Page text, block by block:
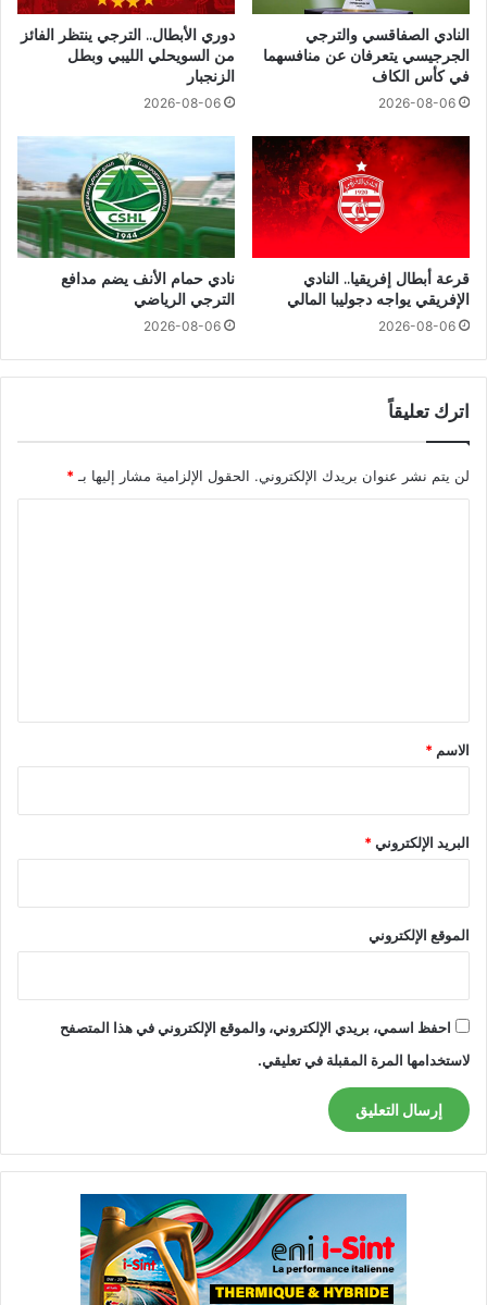
النادي الصفاقسي والترجي
الجرجيسي يتعرفان عن منافسهما
في كأس الكاف
2026-08-06
دوري الأبطال.. الترجي ينتظر الفائز
من السويحلي الليبي وبطل
الزنجبار
2026-08-06
قرعة أبطال إفريقيا.. النادي
الإفريقي يواجه دجوليبا المالي
2026-08-06
نادي حمام الأنف يضم مدافع
الترجي الرياضي
2026-08-06
اترك تعليقاً
لن يتم نشر عنوان بريدك الإلكتروني. الحقول الإلزامية مشار إليها بـ*
*
الاسم *
البريد الإلكتروني*
الموقع الإلكتروني
احفظ اسمي، بريدي الإلكتروني، والموقع الإلكتروني في هذا المتصفح
لاستخدامها المرة المقبلة في تعليقي.